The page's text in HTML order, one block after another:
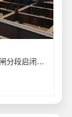
太原双扉钢坝闸施工：宽河道双扉钢坝闸分段启闭防洪工程应用